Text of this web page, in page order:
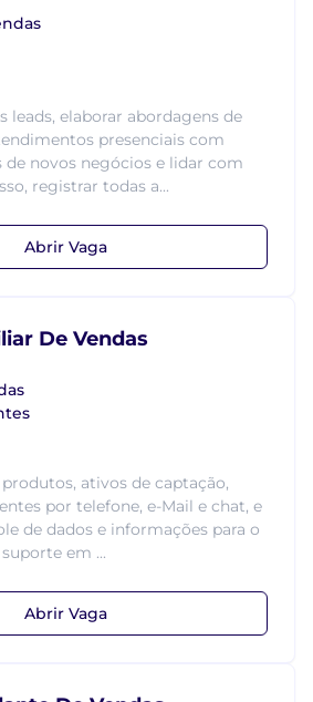
leads, elaborar abordagens de
presenciais com
de novos negócios e lidar com
registrar todas a...
Abrir Vaga
De Vendas
ativos de captação,
por telefone, e-Mail e chat, e
de dados e informações para o
em ...
Abrir Vaga